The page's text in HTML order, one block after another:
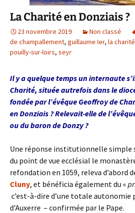
La Charité en Donziais ?
23 novembre 2019 Non classé
de champallement, guillaume Ier, la
pouilly-sur-loirs, seyr
Il y a quelque temps un internaute
Charité, située autrefois dans le
fondée par l’évêque Geoffroy de
en Donziais ? Relevait-elle de
ou du baron de Donzy ?
Une réponse institutionnelle simple
du point de vue ecclésial le
refondation en 1059, releva d’abord
Cluny, et bénéficia également du «
c’est-à-dire d’une totale autonomie
d’Auxerre – confirmée par le Pape.